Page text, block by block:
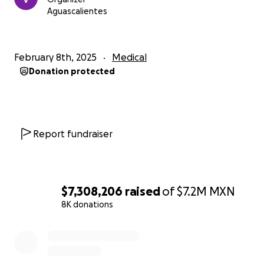
$7,308,206 raisedof$7.2M MXN
8K donations
Aguascalientes
February 8th, 2025 Medical
Donation protected
Report fundraiser